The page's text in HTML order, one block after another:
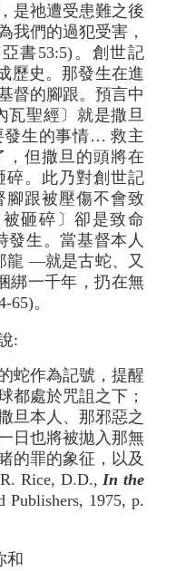
是祂遭受患難之後
我們的過犯受害，
書53:5)。創世記
歷史。那發生在進
督的腳跟。預言中
瓦聖經〕就是撒旦
發生的事情… 救主
，但撒旦的頭將在
碎。此乃對創世記
跟被壓傷不會致
砸碎〕卻是致命
生。當基督本人
龍 —就是古蛇、又
綁一千年，扔在無
65)。
:
蛇作為記號，提醒
都處於咒詛之下；
旦本人、那邪惡之
日也將被拋入那無
的罪的象征，以及
Rice, D.D.,In the
Publishers, 1975, p.
和